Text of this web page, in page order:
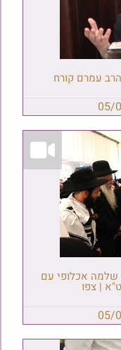
עמרם קורח
05/
שלמה אכלופי עם
| צפו
05/